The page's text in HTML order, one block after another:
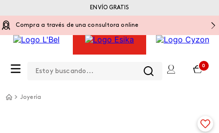
Compra a través de una consultora online
0
ENVÍO GRATIS
Joyería